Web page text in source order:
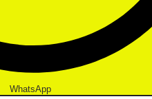
WhatsApp